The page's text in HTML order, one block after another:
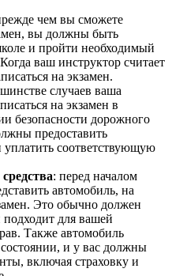
чем вы сможете
вы должны быть
и пройти необходимый
ваш инструктор считает
на экзамен.
случаев ваша
на экзамен в
безопасности дорожного
предоставить
соответствующую
: перед началом
автомобиль, на
Это обычно должен
для вашей
Также автомобиль
и у вас должны
включая страховку и